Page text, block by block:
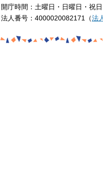
開庁時間：土曜日・日曜日・祝
法人番号：4000020082171（法